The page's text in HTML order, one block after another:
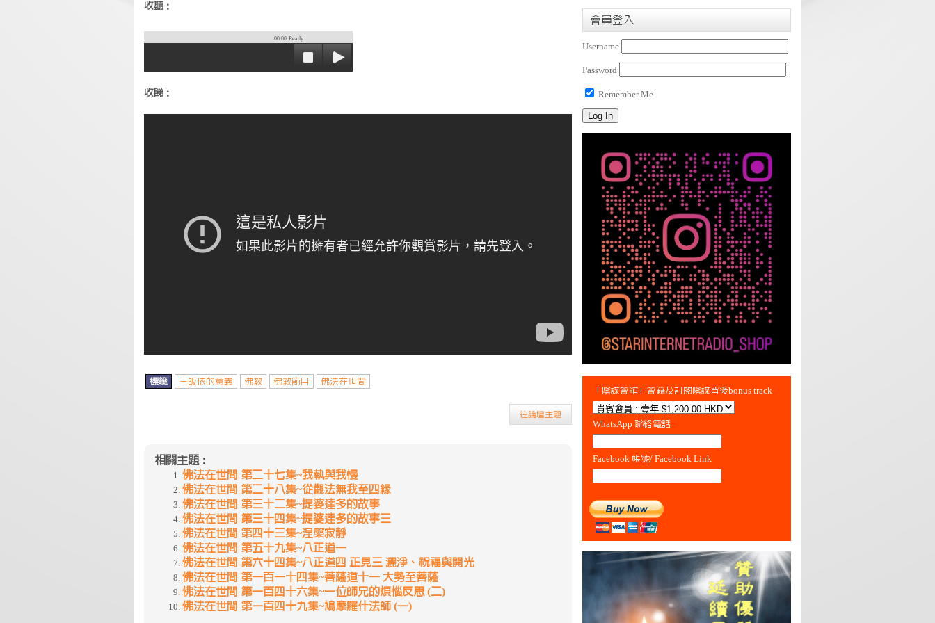
收聽：
00:00 Ready
收睇：
標籤 三皈依的意義 佛教 佛教節目 佛法在世間
往論壇主題
相關主題：
佛法在世間 第二十七集~我執與我慢
佛法在世間 第二十八集~從觀法無我至四緣
佛法在世間 第三十二集~提婆達多的故事
佛法在世間 第三十四集~提婆達多的故事三
佛法在世間 第四十三集~涅槃寂靜
佛法在世間 第五十九集~八正道一
佛法在世間 第六十四集~八正道四 正見三 灑淨、祝福與開光
佛法在世間 第一百一十四集~菩薩道十一 大勢至菩薩
佛法在世間 第一百四十六集~一位師兄的煩惱反思 (二)
佛法在世間 第一百四十九集~鳩摩羅什法師 (一)
會員登入
Username
Password
Remember Me
「陰謀會館」會籍及訂閱陰謀背後bonus track
WhatsApp 聯絡電話
Facebook 帳號/ Facebook Link